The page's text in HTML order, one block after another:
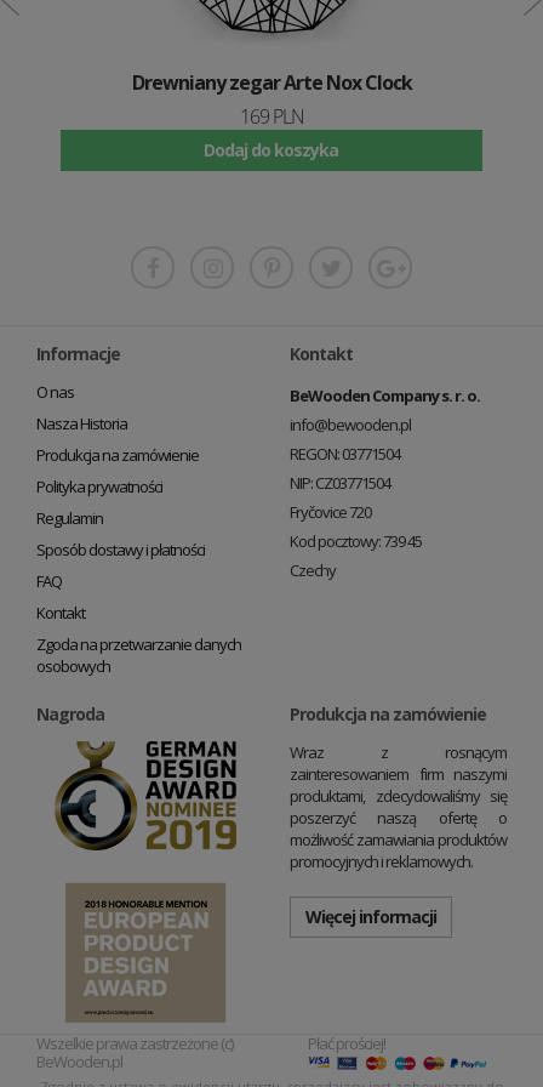
Drewniany zegar Arte Nox Clock
169 PLN
Dodaj do koszyka
Informacje
O nas
Nasza Historia
Produkcja na zamówienie
Polityka prywatności
Regulamin
Sposób dostawy i płatności
FAQ
Kontakt
Zgoda na przetwarzanie danych
osobowych
Kontakt
BeWooden Company s. r. o.
info@bewooden.pl
REGON: 03771504
NIP: CZ03771504
Fryčovice 720
Kod pocztowy: 739 45
Czechy
Nagroda Produkcja na zamówienie
Wraz z rosnącym
zainteresowaniem firm naszymi
produktami, zdecydowaliśmy się
poszerzyć naszą ofertę o
możliwość zamawiania produktów
promocyjnych i reklamowych.
Więcej informacji
Wszelkie prawa zastrzeżone (c)
BeWooden.pl
Płać prościej!